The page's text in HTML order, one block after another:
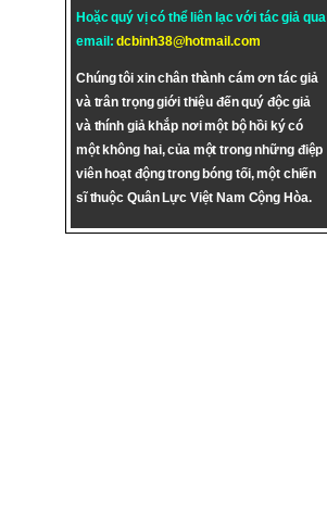
Hoặc quý vị có thể liên lạc với tác giả qua
email:dcbinh38@hotmail.com
Chúng tôi xin chân thành cám ơn tác giả
và trân trọng giới thiệu đến quý độc giả
và thính giả khắp nơi một bộ hồi ký có
một không hai, của một trong những điệp
viên hoạt động trong bóng tối, một chiến
sĩ thuộc Quân Lực Việt Nam Cộng Hòa.